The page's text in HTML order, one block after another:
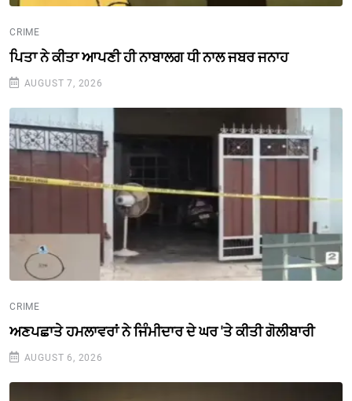
CRIME
ਪਿਤਾ ਨੇ ਕੀਤਾ ਆਪਣੀ ਹੀ ਨਾਬਾਲਗ ਧੀ ਨਾਲ ਜਬਰ ਜਨਾਹ
AUGUST 7, 2026
CRIME
ਅਣਪਛਾਤੇ ਹਮਲਾਵਰਾਂ ਨੇ ਜਿੰਮੀਦਾਰ ਦੇ ਘਰ 'ਤੇ ਕੀਤੀ ਗੋਲੀਬਾਰੀ
AUGUST 6, 2026